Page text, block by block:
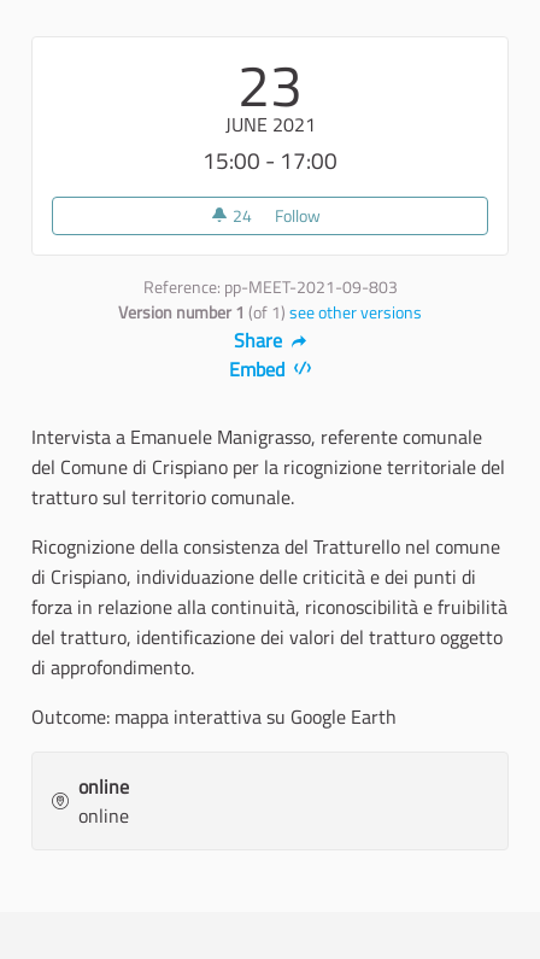
23
JUNE 2021
15:00 - 17:00
24 24 followers
Follow
Reference: pp-MEET-2021-09-803
Version number 1 (of 1)see other versions
Share
Embed
Intervista a Emanuele Manigrasso, referente comunale
del Comune di Crispiano per la ricognizione territoriale del
tratturo sul territorio comunale.
Ricognizione della consistenza del Tratturello nel comune
di Crispiano, individuazione delle criticità e dei punti di
forza in relazione alla continuità, riconoscibilità e fruibilità
del tratturo, identificazione dei valori del tratturo oggetto
di approfondimento.
Outcome: mappa interattiva su Google Earth
online
online